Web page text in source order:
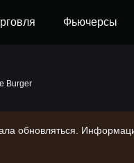
Фьючерсы
Burger
обновляться.